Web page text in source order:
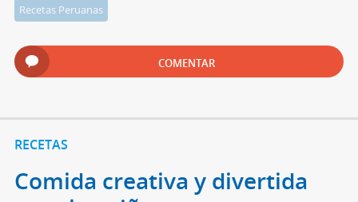
Recetas Peruanas
COMENTAR
RECETAS
Comida creativa y divertida